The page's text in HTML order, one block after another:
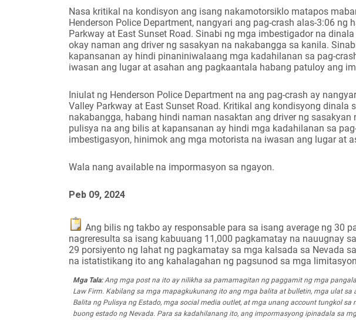
Nasa kritikal na kondisyon ang isang nakamotorsiklo matapos
Henderson Police Department, nangyari ang pag-crash alas-3:06 ng
Parkway at East Sunset Road. Sinabi ng mga imbestigador na
okay naman ang driver ng sasakyan na nakabangga sa kanila.
kapansanan ay hindi pinaniniwalaang mga kadahilanan sa pag-
iwasan ang lugar at asahan ang pagkaantala habang patuloy ang
Iniulat ng Henderson Police Department na ang pag-crash ay
Valley Parkway at East Sunset Road. Kritikal ang kondisyong
nakabangga, habang hindi naman nasaktan ang driver ng
pulisya na ang bilis at kapansanan ay hindi mga kadahilanan sa
imbestigasyon, hinimok ang mga motorista na iwasan ang lugar at
Wala nang available na impormasyon sa ngayon.
Peb 09, 2024
Ang bilis ng takbo ay responsable para sa isang average ng 30
nagreresulta sa isang kabuuang 11,000 pagkamatay na nauugnay
29 porsiyento ng lahat ng pagkamatay sa mga kalsada sa Nevada
na istatistikang ito ang kahalagahan ng pagsunod sa mga
Mga Tala:Ang mga post na ito ay nilikha sa pamamagitan ng paggamit ng mga
Law Firm. Kabilang sa mga mapagkukunang ito ang mga balita at bulletin, mga ulat sa
Balita ng Pulisya ng Estado, mga social media outlet, at mga unang account tungkol
buong estado ng Nevada. Para sa kadahilanang ito, ang impormasyong ipinadala sa